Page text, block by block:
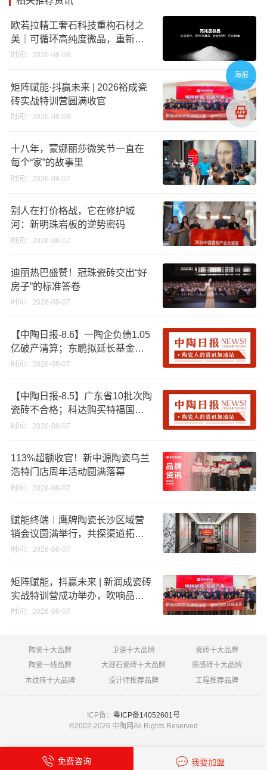
欧若拉精工奢石科技重构石材之
美｜可循环高纯度微晶，重新定
义高端奢石原料
时间：2026-08-08
矩阵赋能·抖赢未来 | 2026裕成瓷
砖实战特训营圆满收官
时间：2026-08-08
十八年，蒙娜丽莎微笑节一直在
每个“家”的故事里
时间：2026-08-07
别人在打价格战，它在修护城
河：新明珠岩板的逆势密码
时间：2026-08-07
迪丽热巴盛赞！冠珠瓷砖交出“好
房子”的标准答卷
时间：2026-08-07
【中陶日报-8.6】一陶企负债1.05
亿破产清算；东鹏拟延长基金投
资期限；工信部开展建陶行业能
时间：2026-08-07
【中陶日报-8.5】广东省10批次陶
瓷砖不合格；科达购买特福国际
股份申请未通过；蒙娜丽莎5千万
破18亿元
时间：2026-08-07
113%超额收官！新中源陶瓷乌兰
浩特门店周年活动圆满落幕
时间：2026-08-07
赋能终端︱鹰牌陶瓷长沙区域营
销会议圆满举行，共探渠道拓展
与门店升级新路径
时间：2026-08-07
矩阵赋能，抖赢未来 | 新润成瓷砖
实战特训营成功举办，吹响品牌
秋季营销冲锋号！
时间：2026-08-07
陶瓷十大品牌 卫浴十大品牌
瓷砖十大品牌
陶瓷一线品牌
大理石瓷砖十大品牌
质感砖十大品牌
木纹砖十大品牌
设计师推荐品牌 工程推荐品牌
ICP备： 粤ICP备14052601号
©2002-2026 中陶网All Rights Reserved
海报
免费咨询 我要加盟